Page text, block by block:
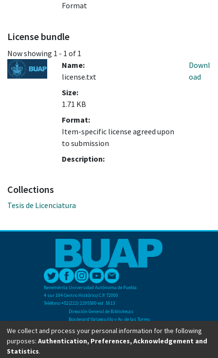
Format
License bundle
Now showing 1 - 1 of 1
Name:
license.txt
Size:
1.71 KB
Format:
Item-specific license agreed upon
to submission
Description:
Downl
oad
Collections
Tesis de Licenciatura
Benemérita Universidad Autónoma de Puebla
4 sur 104 Centro Histórico C.P. 72000
Teléfono +52(222) 2295500 ext. 5013
Dirección General de Bibliotecas
Boulevard Valsequillo y Av. de las Torres
Ciudad Universitaria. Col. San Manuel
C.P. 72570
Teléfono +52 (222) 2295500 Ext 2901
We collect and process your personal information for the following
purposes: Authentication, Preferences, Acknowledgement and
Statistics.